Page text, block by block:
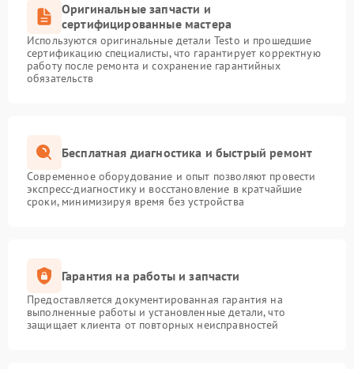
Оригинальные запчасти и
сертифицированные мастера
Используются оригинальные детали Testo и прошедшие
сертификацию специалисты, что гарантирует корректную
работу после ремонта и сохранение гарантийных
обязательств
Бесплатная диагностика и быстрый ремонт
Современное оборудование и опыт позволяют провести
экспресс-диагностику и восстановление в кратчайшие
сроки, минимизируя время без устройства
Гарантия на работы и запчасти
Предоставляется документированная гарантия на
выполненные работы и установленные детали, что
защищает клиента от повторных неисправностей